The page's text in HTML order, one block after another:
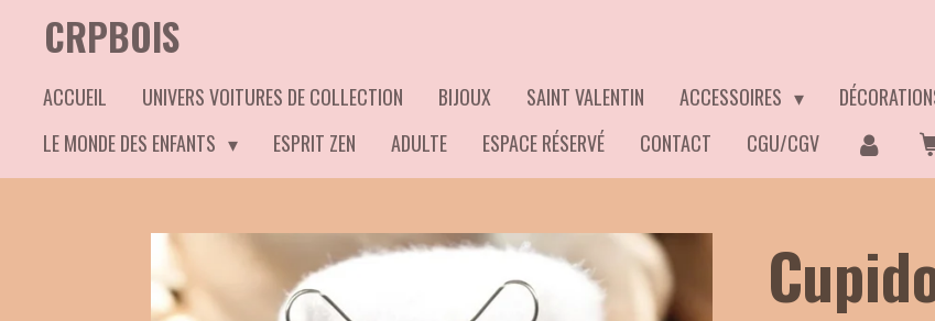
Passer
contenu
principal
CRPBOIS
ACCUEIL UNIVERS VOITURES DE COLLECTION BIJOUX SAINT VALENTIN ACCESSOIRES
LE MONDE DES ENFANTS
ESPRIT ZEN ADULTE ESPACE RÉSERVÉ CONTACT CGU/CGV